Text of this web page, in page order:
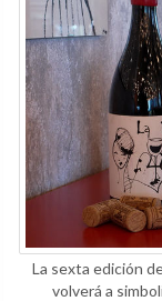
La sexta edición
volverá a